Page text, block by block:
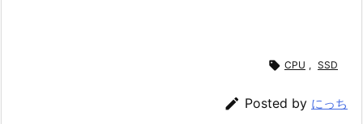
 CPU , SSD
 Posted by にっち